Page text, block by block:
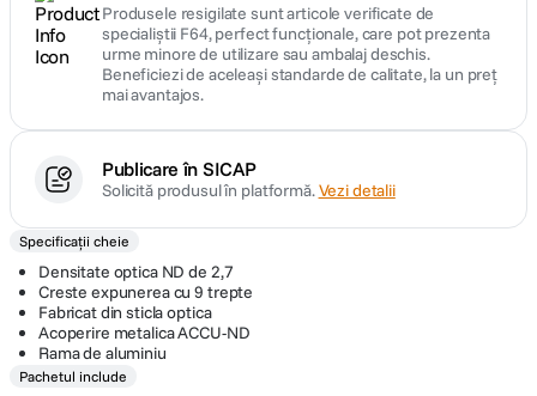
Produsele resigilate sunt articole verificate de
specialiștii F64, perfect funcționale, care pot prezenta
urme minore de utilizare sau ambalaj deschis.
Beneficiezi de aceleași standarde de calitate, la un preț
mai avantajos.
Publicare în SICAP
Solicită produsul în platformă.Vezi detalii
Specificații cheie
Densitate optica ND de 2,7
Creste expunerea cu 9 trepte
Fabricat din sticla optica
Acoperire metalica ACCU-ND
Rama de aluminiu
Pachetul include